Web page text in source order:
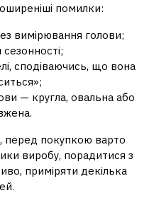
помилки:
вимірювання голови;
сезонності;
сподіваючись, що вона
— кругла, овальна або
покупкою варто
виробу, порадитися з
приміряти декілька